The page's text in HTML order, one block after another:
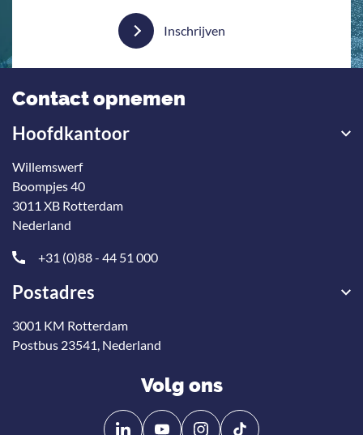
Inschrijven
Contact opnemen
Hoofdkantoor
Willemswerf
Boompjes 40
3011 XB Rotterdam
Nederland
+31 (0)88 - 44 51 000
Postadres
3001 KM Rotterdam
Postbus 23541, Nederland
Volg ons
Volg
Volg